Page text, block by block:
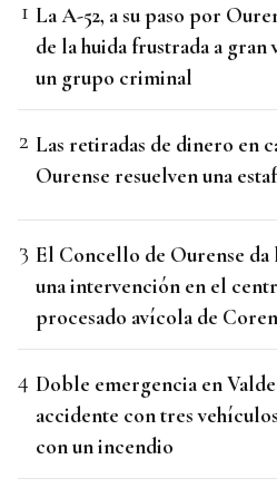
La A-52, a su paso por
de la huida frustrada a gran
un grupo criminal
Las retiradas de dinero en
Ourense resuelven una
El Concello de Ourense da
una intervención en el
procesado avícola de Coren
Doble emergencia en
accidente con tres
con un incendio